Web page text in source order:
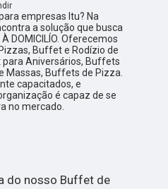
empresas Itu? Na
a solução que busca
DOMICILÍO. Oferecemos
Buffet e Rodízio de
Aniversários, Buffets
Massas, Buffets de Pizza.
capacitados, e
é capaz de se
no mercado.
do nosso Buffet de